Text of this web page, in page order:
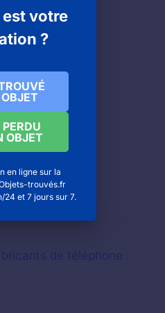
trouvés
Gouraud
est votre
?
OBJET
en ligne sur la
trouvés.fr
24 et 7 jours sur 7.